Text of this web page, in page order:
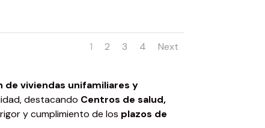
1 2 3 4 Next
de viviendas unifamiliares y
destacando Centros de salud,
y cumplimiento de los plazos de